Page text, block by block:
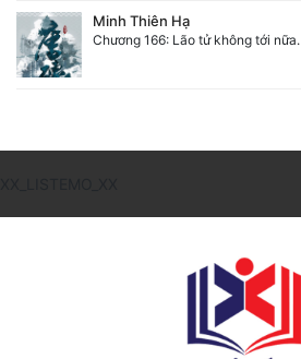
Minh Thiên Hạ
Chương 166: Lão tử không tới nữa.